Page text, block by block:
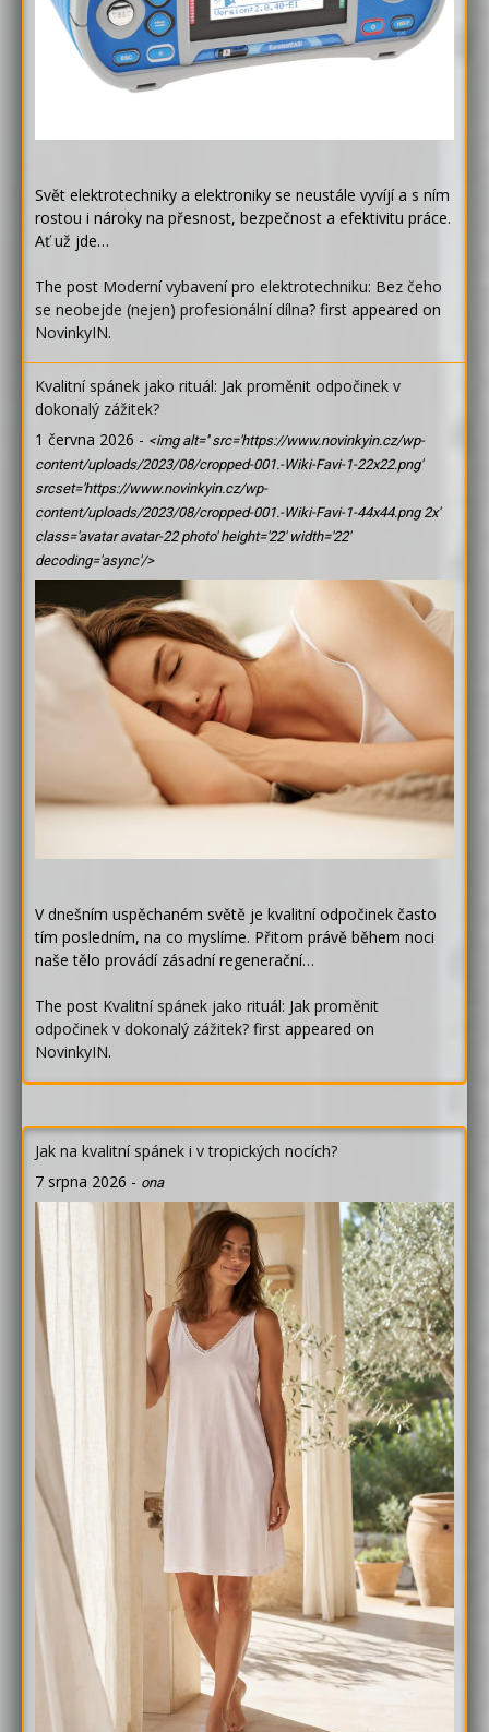
Svět elektrotechniky a elektroniky se neustále vyvíjí a s ním
rostou i nároky na přesnost, bezpečnost a efektivitu práce.
Ať už jde…
The post Moderní vybavení pro elektrotechniku: Bez čeho
se neobejde (nejen) profesionální dílna? first appeared on
NovinkyIN.
Kvalitní spánek jako rituál: Jak proměnit odpočinek v
dokonalý zážitek?
1 června 2026 - <img alt='' src='https://www.novinkyin.cz/wp-
content/uploads/2023/08/cropped-001.-Wiki-Favi-1-22x22.png'
srcset='https://www.novinkyin.cz/wp-
content/uploads/2023/08/cropped-001.-Wiki-Favi-1-44x44.png 2x'
class='avatar avatar-22 photo' height='22' width='22'
decoding='async'/>
V dnešním uspěchaném světě je kvalitní odpočinek často
tím posledním, na co myslíme. Přitom právě během noci
naše tělo provádí zásadní regenerační…
The post Kvalitní spánek jako rituál: Jak proměnit
odpočinek v dokonalý zážitek? first appeared on
NovinkyIN.
Jak na kvalitní spánek i v tropických nocích?
7 srpna 2026 - ona